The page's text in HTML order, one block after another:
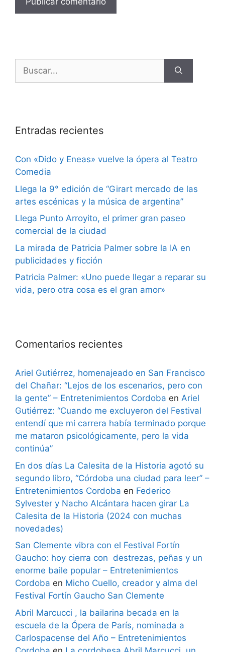
Entradas recientes
Con «Dido y Eneas» vuelve la ópera al Teatro
Comedia
Llega la 9° edición de “Girart mercado de las
artes escénicas y la música de argentina”
Llega Punto Arroyito, el primer gran paseo
comercial de la ciudad
La mirada de Patricia Palmer sobre la IA en
publicidades y ficción
Patricia Palmer: «Uno puede llegar a reparar su
vida, pero otra cosa es el gran amor»
Comentarios recientes
Ariel Gutiérrez, homenajeado en San Francisco
del Chañar: “Lejos de los escenarios, pero con
la gente” – Entretenimientos Cordoba en Ariel
Gutiérrez: “Cuando me excluyeron del Festival
entendí que mi carrera había terminado porque
me mataron psicológicamente, pero la vida
continúa”
En dos días La Calesita de la Historia agotó su
segundo libro, “Córdoba una ciudad para leer” –
Entretenimientos Cordoba en Federico
Sylvester y Nacho Alcántara hacen girar La
Calesita de la Historia (2024 con muchas
novedades)
San Clemente vibra con el Festival Fortín
Gaucho: hoy cierra con destrezas, peñas y un
enorme baile popular – Entretenimientos
Cordoba en Micho Cuello, creador y alma del
Festival Fortín Gaucho San Clemente
Abril Marcucci , la bailarina becada en la
escuela de la Ópera de París, nominada a
Carlospacense del Año – Entretenimientos